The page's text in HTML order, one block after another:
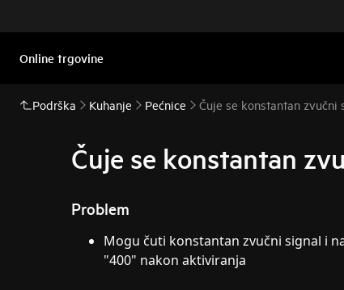
Online trgovine
Podrška Kuhanje Pećnice Čuje se konstantan
Čuje se konstantan
Problem
Mogu čuti konstantan zvučni signal i
"400" nakon aktiviranja